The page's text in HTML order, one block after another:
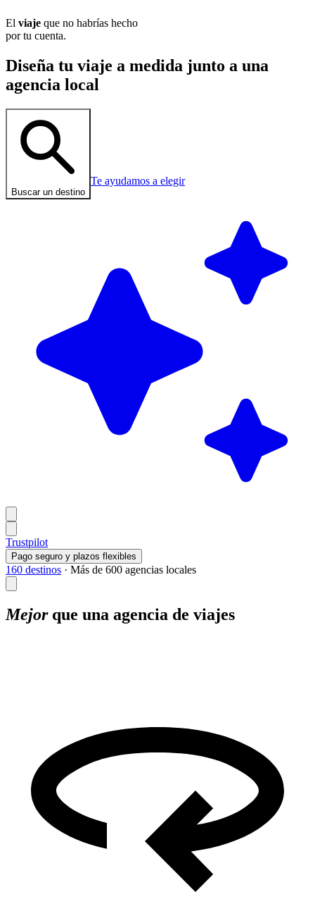
El viaje que no habrías hecho
por tu cuenta.
Diseña tu viaje a medida junto a una
agencia local
Buscar un destino
Te ayudamos a elegir
Trustpilot
Pago seguro y plazos flexibles
160 destinos · Más de 600 agencias locales
Mejorque una agencia de viajes